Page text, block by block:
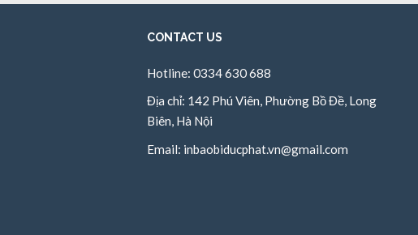
CONTACT US
Hotline: 0334 630 688
Địa chỉ: 142 Phú Viên, Phường Bồ Đề, Long
Biên, Hà Nội
Email: inbaobiducphat.vn@gmail.com